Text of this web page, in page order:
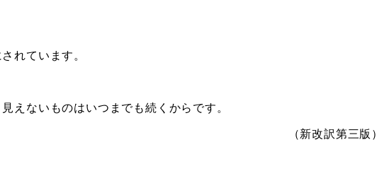
れています。
えないものはいつまでも続くからです。
（新改訳第三版）